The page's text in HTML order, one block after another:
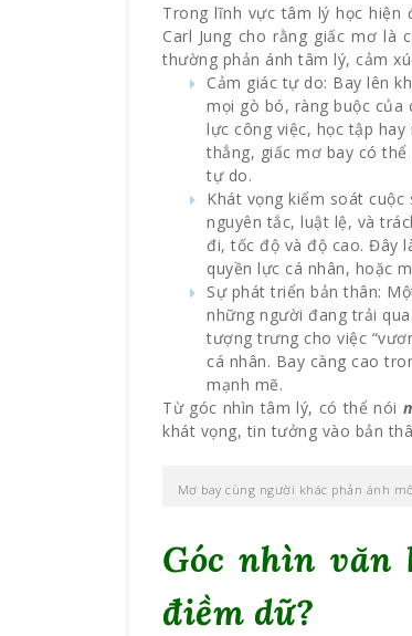
Trong lĩnh vực tâm lý học hiện
Carl Jung cho rằng giấc mơ
thường phản ánh tâm lý, cảm
Cảm giác tự do: Bay lên
mọi gò bó, ràng buộc của
lực công việc, học tập
thẳng, giấc mơ bay có
tự do.
Khát vọng kiểm soát
nguyên tắc, luật lệ, và
đi, tốc độ và độ cao. Đây
quyền lực cá nhân, hoặc
Sự phát triển bản thân:
những người đang trải
tượng trưng cho việc
cá nhân. Bay càng cao
mạnh mẽ.
Từ góc nhìn tâm lý, có thể nói
khát vọng, tin tưởng vào bản
Mơ bay cùng người khác phản ánh
Góc nhìn văn
điềm dữ?